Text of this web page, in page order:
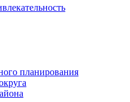
планирования